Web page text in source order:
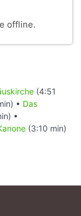
offline.
(4:51
• Das
•
(3:10 min)